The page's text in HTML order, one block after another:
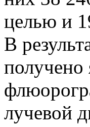
целью и
В
получено
лучевой